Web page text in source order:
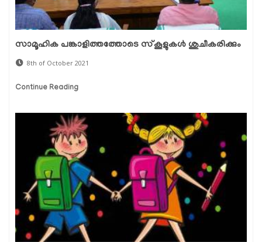
സാമൂഹിക പങ്കാളിത്തത്തോടെ സ്‌കൂളുകള്‍ ശുചീകരിക്കും
8th of October 2021
Continue Reading